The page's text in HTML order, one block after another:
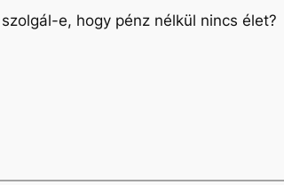
e, hogy pénz nélkül nincs élet?